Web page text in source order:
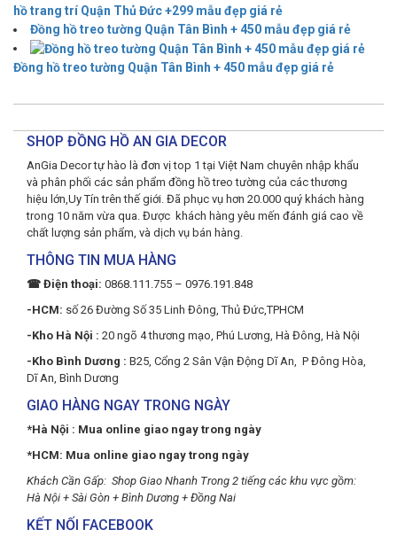
hồ trang trí Quận Thủ Đức +299 mẫu đẹp giá rẻ
Đồng hồ treo tường Quận Tân Bình + 450 mẫu đẹp giá rẻ
Đồng hồ treo tường Quận Tân Bình + 450 mẫu đẹp giá rẻ
SHOP ĐỒNG HỒ AN GIA DECOR
AnGia Decor tự hào là đơn vị top 1 tại Việt Nam chuyên nhập khẩu
và phân phối các sản phẩm đồng hồ treo tường của các thương
hiệu lớn,Uy Tín trên thế giới. Đã phục vụ hơn 20.000 quý khách hàng
trong 10 năm vừa qua. Được khách hàng yêu mến đánh giá cao về
chất lượng sản phẩm, và dịch vụ bán hàng.
THÔNG TIN MUA HÀNG
☎ Điện thoại: 0868.111.755 – 0976.191.848
-HCM: số 26 Đường Số 35 Linh Đông, Thủ Đức,TPHCM
-Kho Hà Nội : 20 ngõ 4 thương mạo, Phú Lương, Hà Đông, Hà Nội
-Kho Bình Dương : B25, Cổng 2 Sân Vận Động Dĩ An, P Đông Hòa,
Dĩ An, Bình Dương
GIAO HÀNG NGAY TRONG NGÀY
*Hà Nội : Mua online giao ngay trong ngày
*HCM: Mua online giao ngay trong ngày
Khách Cần Gấp: Shop Giao Nhanh Trong 2 tiếng các khu vực gồm:
Hà Nội + Sài Gòn + Bình Dương + Đồng Nai
KẾT NỐI FACEBOOK